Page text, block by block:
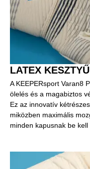
LATEX
A KEEPERsport Varan8
ölelés és a magabiztos
Ez az innovatív
miközben maximális
minden kapusnak be kell